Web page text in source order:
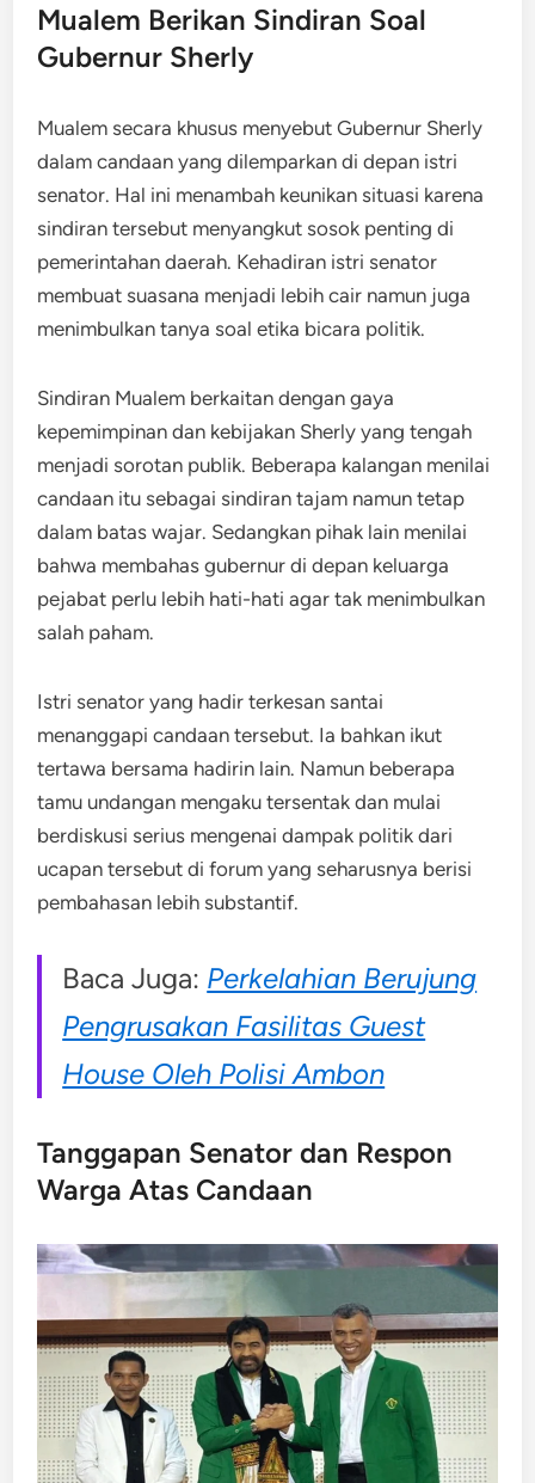
Mualem Berikan Sindiran Soal
Gubernur Sherly
Mualem secara khusus menyebut Gubernur Sherly
dalam candaan yang dilemparkan di depan istri
senator. Hal ini menambah keunikan situasi karena
sindiran tersebut menyangkut sosok penting di
pemerintahan daerah. Kehadiran istri senator
membuat suasana menjadi lebih cair namun juga
menimbulkan tanya soal etika bicara politik.
Sindiran Mualem berkaitan dengan gaya
kepemimpinan dan kebijakan Sherly yang tengah
menjadi sorotan publik. Beberapa kalangan menilai
candaan itu sebagai sindiran tajam namun tetap
dalam batas wajar. Sedangkan pihak lain menilai
bahwa membahas gubernur di depan keluarga
pejabat perlu lebih hati-hati agar tak menimbulkan
salah paham.
Istri senator yang hadir terkesan santai
menanggapi candaan tersebut. Ia bahkan ikut
tertawa bersama hadirin lain. Namun beberapa
tamu undangan mengaku tersentak dan mulai
berdiskusi serius mengenai dampak politik dari
ucapan tersebut di forum yang seharusnya berisi
pembahasan lebih substantif.
Baca Juga: Perkelahian Berujung
Pengrusakan Fasilitas Guest
House Oleh Polisi Ambon
Tanggapan Senator dan Respon
Warga Atas Candaan